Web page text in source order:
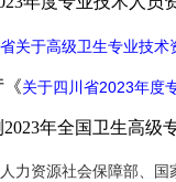
关于高级卫生专业技术
关于四川省2023年度
年全国卫生高级
力资源社会保障部、